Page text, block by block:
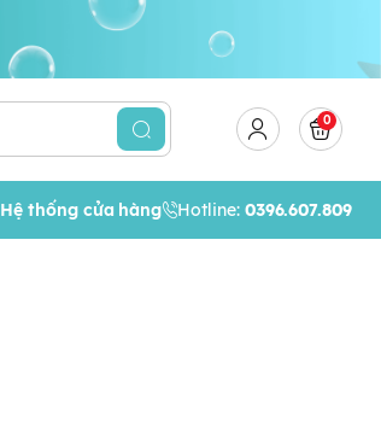
0
Hệ thống cửa hàng Hotline: 0396.607.809